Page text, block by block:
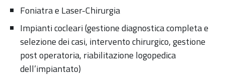
Foniatra e Laser-Chirurgia
Impianti cocleari (gestione diagnostica completa e
selezione dei casi, intervento chirurgico, gestione
post operatoria, riabilitazione logopedica
dell’impiantato)